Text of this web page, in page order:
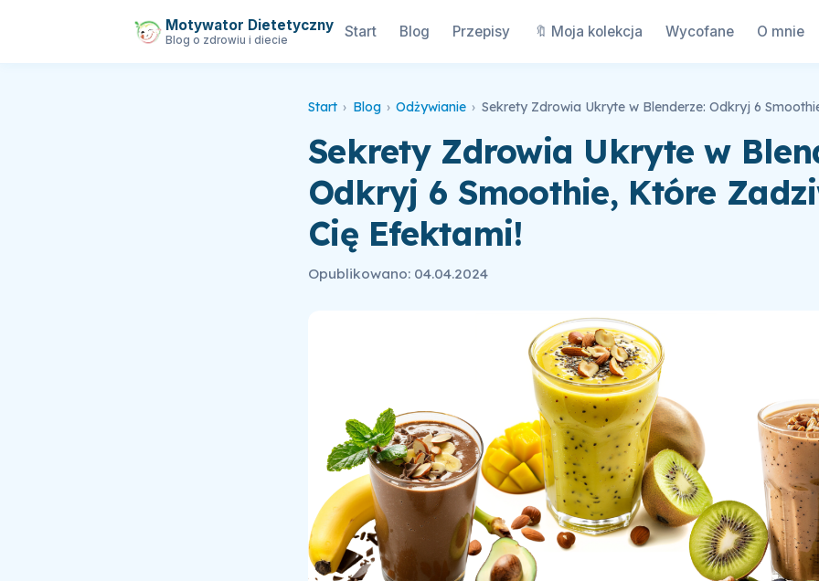
Motywator Dietetyczny
Blog o zdrowiu i diecie Start Blog Przepisy 🔖 Moja kolekcja Wycofane O mnie
Start › Blog › Odżywianie ›
Sekrety Zdrowia Ukryte w
Odkryj 6 Smoothie, Które
Cię Efektami!
Opublikowano: 04.04.2024